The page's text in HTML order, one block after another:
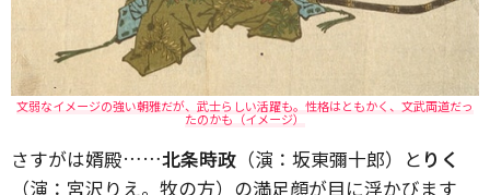
文弱なイメージの強い朝雅だが、武士らしい活躍も。性格はともかく、文武両道だっ
たのかも（イメージ）
さすがは婿殿……北条時政 （演：坂東彌十郎）と りく
（演：宮沢りえ。牧の方）の満足顔が目に浮かびます